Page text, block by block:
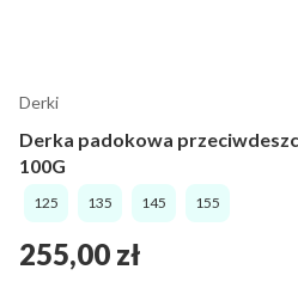
Derki
Derka padokowa
100G
125 135 145 155
Cena
255,00 zł